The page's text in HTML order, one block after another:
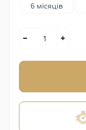
6 місяців